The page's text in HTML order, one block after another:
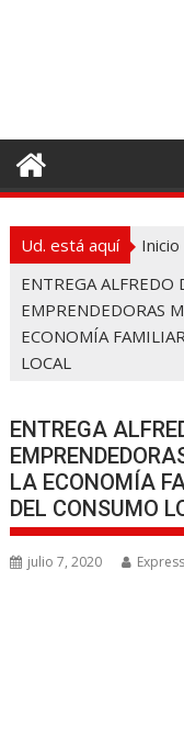
o
t
Ud. está aquí Inicio
ENTREGA ALFREDO
EMPRENDEDORAS
ECONOMÍA
LOCAL
ENTREGA
LA ECONOMÍA
DEL CONSUMO
julio 7, 2020